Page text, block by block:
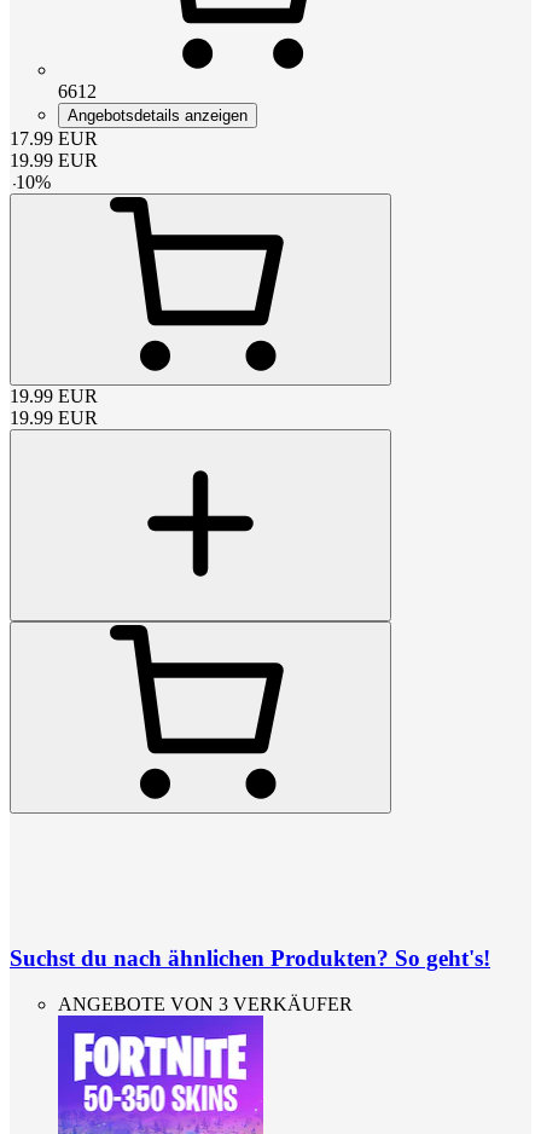
6612
Angebotsdetails anzeigen
17.99 EUR
19.99 EUR
-10%
19.99 EUR
19.99 EUR
Suchst du nach ähnlichen Produkten? So geht's!
ANGEBOTE VON 3 VERKÄUFER